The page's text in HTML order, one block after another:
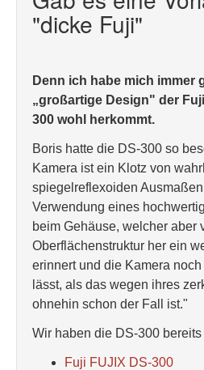
"dicke Fuji"
Denn ich habe mich immer
„großartige Design" der
300 wohl herkommt.
Boris hatte die DS-300 so
Kamera ist ein Klotz von
spiegelreflexoiden
Verwendung eines
beim Gehäuse, welcher aber
Oberflächenstruktur her ein
erinnert und die Kamera
lässt, als das wegen ihres
ohnehin schon der Fall ist."
Wir haben die DS-300
Fuji FUJIX DS-300